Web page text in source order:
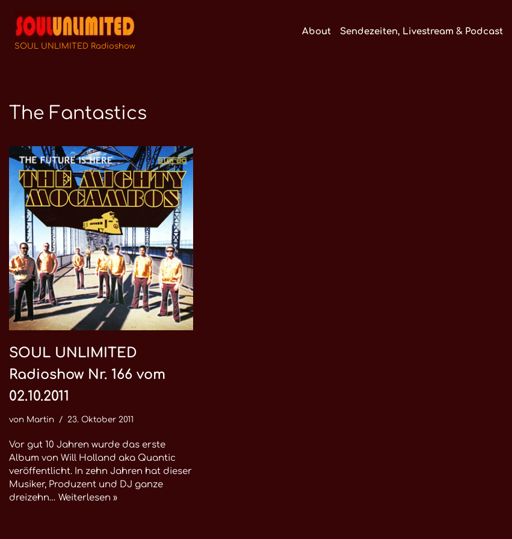
Zum
Inhalt
SOUL UNLIMITED Radioshow
About Sendezeiten, Livestream & Podcast
The Fantastics
SOUL UNLIMITED
Radioshow Nr. 166 vom
02.10.2011
von Martin 23. Oktober 2011
Vor gut 10 Jahren wurde das erste
Album von Will Holland aka Quantic
veröffentlicht. In zehn Jahren hat dieser
Musiker, Produzent und DJ ganze
dreizehn… Weiterlesen »